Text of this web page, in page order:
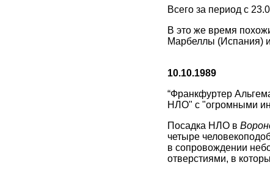
Всего за период с
В это же время
Марбеллы (Испания)
10.10.1989
“Франкфуртер
НЛО" с "огромными
Посадка НЛО в
четыре
в сопровождении
отверстиями, в